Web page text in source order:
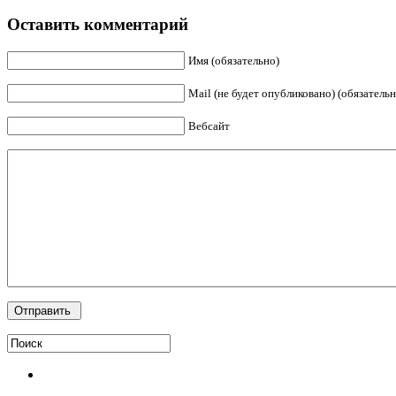
Оставить комментарий
Имя (обязательно)
Mail (не будет опубликовано)
Вебсайт